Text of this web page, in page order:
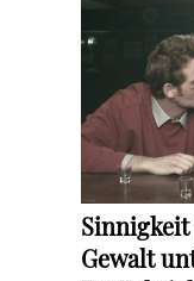
Gewalt